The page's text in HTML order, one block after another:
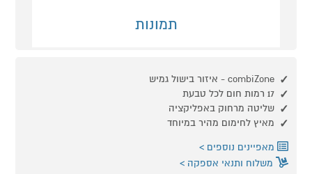
תמונות
combiZone - איזור בישול גמיש
17 רמות חום לכל טבעת
שליטה מרחוק באפליקציה
מאיץ לחימום מהיר במיוחד
מאפיינים נוספים
משלוח ותנאי אספקה